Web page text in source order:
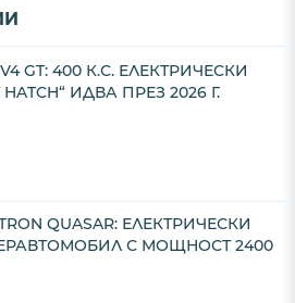
GT: 400 К.С. ЕЛЕКТРИЧЕСКИ
HATCH“ ИДВА ПРЕЗ 2026 Г.
QUASAR: ЕЛЕКТРИЧЕСКИ
С МОЩНОСТ 2400